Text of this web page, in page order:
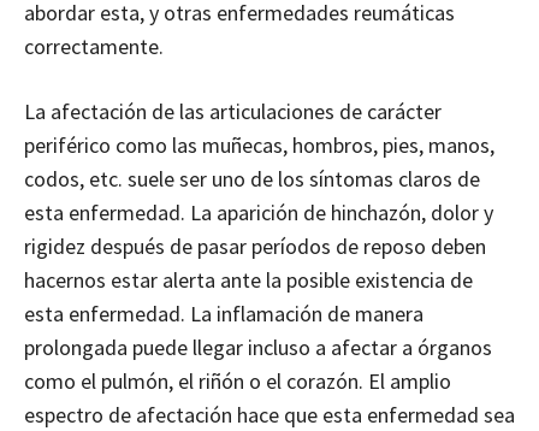
abordar esta, y otras enfermedades reumáticas
correctamente.
La afectación de las articulaciones de carácter
periférico como las muñecas, hombros, pies, manos,
codos, etc. suele ser uno de los síntomas claros de
esta enfermedad. La aparición de hinchazón, dolor y
rigidez después de pasar períodos de reposo deben
hacernos estar alerta ante la posible existencia de
esta enfermedad. La inflamación de manera
prolongada puede llegar incluso a afectar a órganos
como el pulmón, el riñón o el corazón. El amplio
espectro de afectación hace que esta enfermedad sea